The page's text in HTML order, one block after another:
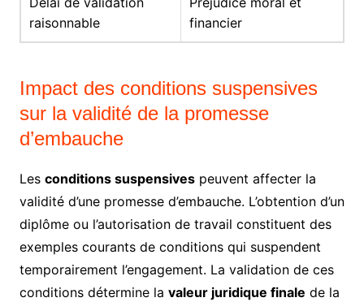
raisonnable
financier
Impact des conditions suspensives
sur la validité de la promesse
d’embauche
Les conditions suspensivespeuvent affecter la
validité d’une promesse d’embauche. L’obtention d’un
diplôme ou l’autorisation de travail constituent des
exemples courants de conditions qui suspendent
temporairement l’engagement. La validation de ces
conditions détermine la valeur juridique finale de la